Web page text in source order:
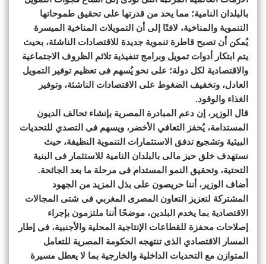
بالبلدان النامية؛ مما يحد من قدرتها على تحقيق طموحاتها
التنموية والمناخية، لافتًا إلى أن التمويلات المناخية الميسرة
يُمكن أن تصبح قاطرة تنموية جديدة للاقتصادات الناشئة، بحيث
يتم ابتكار أدوات تمويل وبرامج تنفيذية تلائم الظروف الاجتماعية
والاقتصادية لكل دولة؛ على نحو يُسهم فى تعظيم توفير التمويل
العادل، وتخفيف الضغوط على الاقتصادات الناشئة، وتوفير
الغذاء والوقود.
قال الوزير، إن دعم المبادرة المصرية بإنشاء تحالف الديون
المستدامة، يُحفز التعافي الأخضر، ويسهم فى التصدي للتحديات
البيئية وتشجيع تدفق الاستثمارات التنموية النظيفة، حيث
نستهدف خلق حيز مالى بالبلدان النامية للاستثمار فى البنية
التحتية، وتحقيق النمو المستدام فى مرحلة ما بعد الجائحة.
أضاف الوزير، أننا حريصون على بذل المزيد من الجهود
المشتركة لتعزيز التعاون المصرى المغربي فى شتى المجالات
الاقتصادية بما يخدم البلدين، موضحًا أننا ملتزمون بإجراء
إصلاحات محفزة للقطاعات الإنتاجية المحلية والأجنبية، فى إطار
المسار الاقتصادي الذى تنتهجه الحكومة المصرية للتعامل
المتوازن مع التحديات الداخلية والخارجية بما لا يعطل مسيرة